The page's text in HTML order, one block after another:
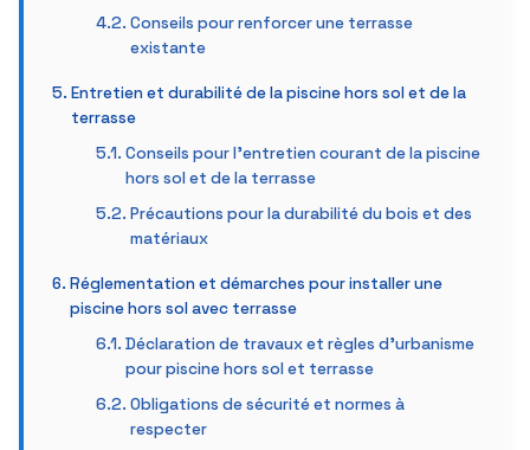
Conseils pour renforcer une terrasse
existante
Entretien et durabilité de la piscine hors sol et de la
terrasse
Conseils pour l’entretien courant de la piscine
hors sol et de la terrasse
Précautions pour la durabilité du bois et des
matériaux
Réglementation et démarches pour installer une
piscine hors sol avec terrasse
Déclaration de travaux et règles d’urbanisme
pour piscine hors sol et terrasse
Obligations de sécurité et normes à
respecter